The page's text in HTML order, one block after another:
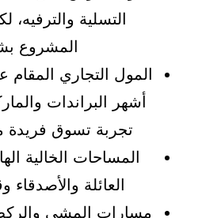
التسلية
المشروع
المول التجاري
أشهر البراندات
تجربة تسوق فريدة
المساحات الخالية
العائلة
مسارات المشي